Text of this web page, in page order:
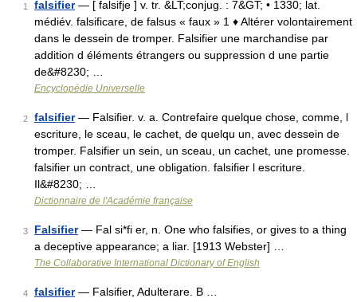
1 falsifier— [ falsifje ] v. tr. &LT;conjug. : 7&GT; • 1330; lat.
médiév. falsificare, de falsus « faux » 1 ♦ Altérer volontairement
dans le dessein de tromper. Falsifier une marchandise par
addition d éléments étrangers ou suppression d une partie
de&#8230; …
Encyclopédie Universelle
2 falsifier— Falsifier. v. a. Contrefaire quelque chose, comme, l
escriture, le sceau, le cachet, de quelqu un, avec dessein de
tromper. Falsifier un sein, un sceau, un cachet, une promesse.
falsifier un contract, une obligation. falsifier l escriture.
Il&#8230; …
Dictionnaire de l'Académie française
3 Falsifier— Fal si*fi er, n. One who falsifies, or gives to a thing
a deceptive appearance; a liar. [1913 Webster] …
The Collaborative International Dictionary of English
4 falsifier— Falsifier, Adulterare. B …